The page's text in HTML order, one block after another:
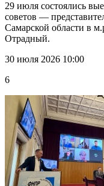
29 июля состоялись
советов —
Самарской области в
Отрадный.
30 июля 2026 10:00
6